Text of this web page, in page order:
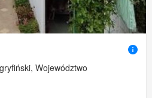
Województwo